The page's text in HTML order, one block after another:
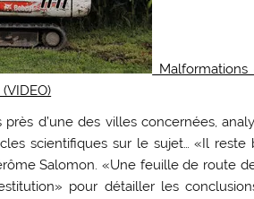
d’une des villes concernées,
scientifiques sur le sujet… «Il
Salomon. «Une feuille de route
pour détailler les